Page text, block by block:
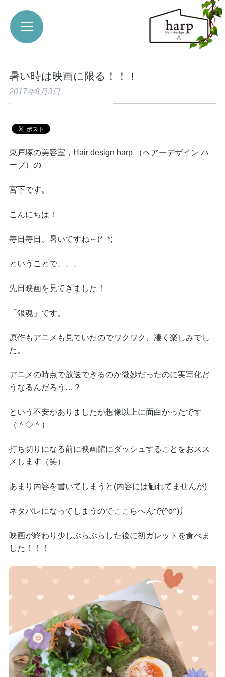
暑い時は映画に限る！！！
2017年8月3日
東戸塚の美容室，Hair design harp （ヘアーデザイン ハ
ープ）の
宮下です。
こんにちは！
毎日毎日、暑いですね～(*_*;
ということで、、、
先日映画を見てきました！
「銀魂」です。
原作もアニメも見ていたのでワクワク、凄く楽しみでし
た。
アニメの時点で放送できるのか微妙だったのに実写化ど
うなるんだろう…？
という不安がありましたが想像以上に面白かったです
（＾◇＾）
打ち切りになる前に映画館にダッシュすることをおスス
メします（笑）
あまり内容を書いてしまうと(内容には触れてませんが)
ネタバレになってしまうのでここらへんで(^o^)丿
映画が終わり少しぶらぶらした後に初ガレットを食べま
した！！！